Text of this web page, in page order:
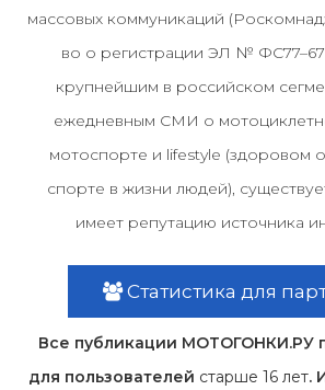
массовых коммуникаций
во о регистрации ЭЛ №
крупнейшим в российском
ежедневным СМИ о
мотоспорте и lifestyle (здоровом
спорте в жизни людей),
имеет репутацию источника
Статистика для
Все публикации МОТОГОНКИ.РУ
для пользователей старше 16 лет.